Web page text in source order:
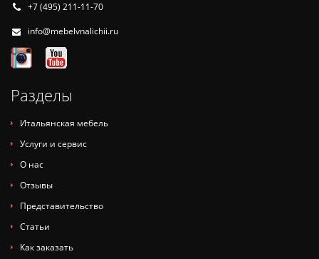
+7 (495) 211-11-70
info@mebelvnalichii.ru
Разделы
Итальянская мебель
Услуги и сервис
О нас
Отзывы
Представительство
Статьи
Как заказать